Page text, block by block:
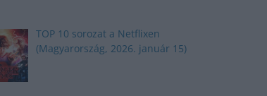
TOP 10 sorozat a Netflixen
(Magyarország, 2026. január 15)